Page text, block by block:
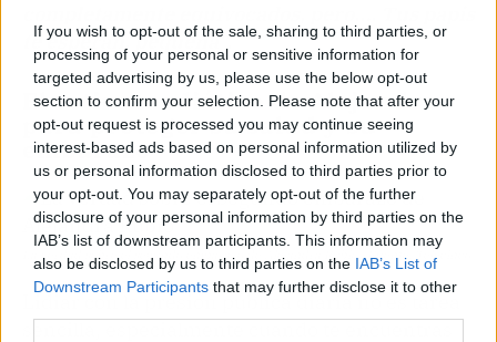
If you wish to opt-out of the sale, sharing to third parties, or
processing of your personal or sensitive information for
targeted advertising by us, please use the below opt-out
section to confirm your selection. Please note that after your
opt-out request is processed you may continue seeing
interest-based ads based on personal information utilized by
us or personal information disclosed to third parties prior to
your opt-out. You may separately opt-out of the further
disclosure of your personal information by third parties on the
IAB’s list of downstream participants. This information may
also be disclosed by us to third parties on the IAB’s List of
Downstream Participants that may further disclose it to other
te esperan, pequeña”.
El retiro mediático de Alejandra
para proteger su salud y su
embarazo
La verdad sobre el segundo embarazo de Alejandra Rubio | Fuente: Telecinco
Lidiar con la presión pública diaria no es tarea